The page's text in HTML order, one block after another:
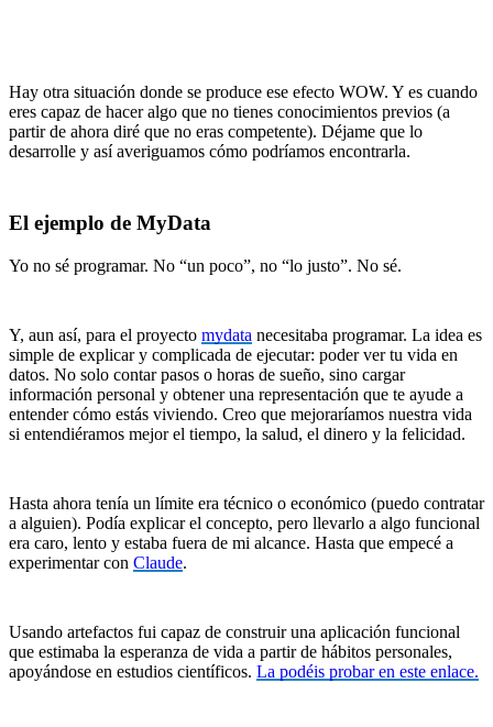
Hay otra situación donde se produce ese efecto WOW. Y es cuando
eres capaz de hacer algo que no tienes conocimientos previos (a
partir de ahora diré que no eras competente). Déjame que lo
desarrolle y así averiguamos cómo podríamos encontrarla.
El ejemplo de MyData
Yo no sé programar. No “un poco”, no “lo justo”. No sé.
Y, aun así, para el proyecto mydata necesitaba programar. La idea es
simple de explicar y complicada de ejecutar: poder ver tu vida en
datos. No solo contar pasos o horas de sueño, sino cargar
información personal y obtener una representación que te ayude a
entender cómo estás viviendo. Creo que mejoraríamos nuestra vida
si entendiéramos mejor el tiempo, la salud, el dinero y la felicidad.
Hasta ahora tenía un límite era técnico o económico (puedo contratar
a alguien). Podía explicar el concepto, pero llevarlo a algo funcional
era caro, lento y estaba fuera de mi alcance. Hasta que empecé a
experimentar con Claude.
Usando artefactos fui capaz de construir una aplicación funcional
que estimaba la esperanza de vida a partir de hábitos personales,
apoyándose en estudios científicos. La podéis probar en este enlace.